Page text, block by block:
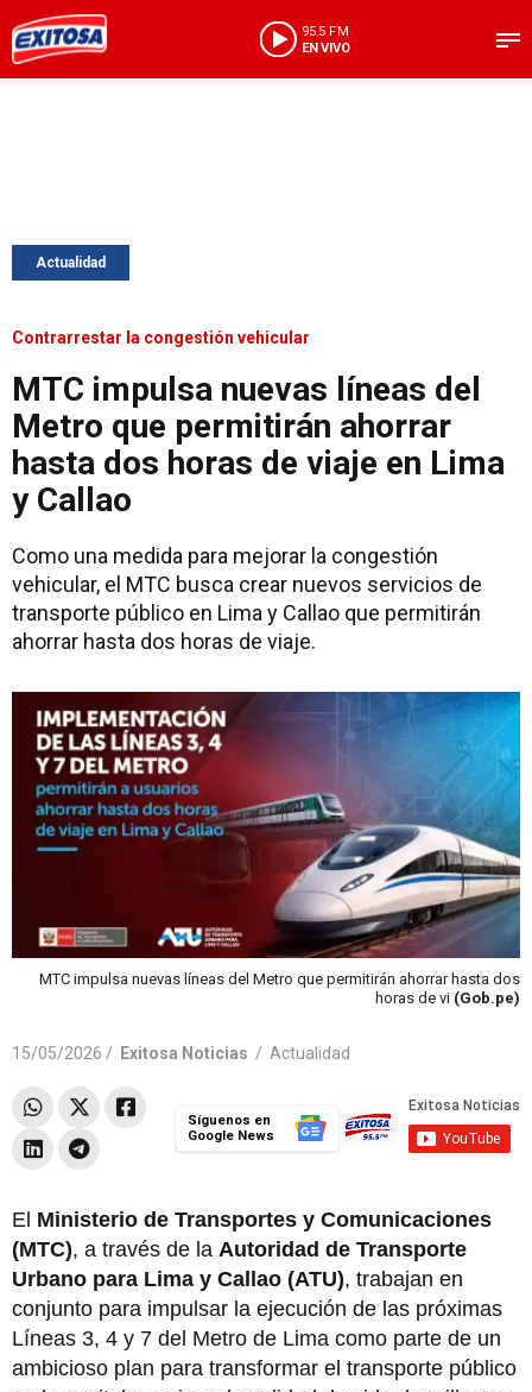
95.5 FM
EN VIVO
Actualidad
Contrarrestar la congestión vehicular
MTC impulsa nuevas líneas del
Metro que permitirán ahorrar
hasta dos horas de viaje en Lima
y Callao
Como una medida para mejorar la congestión
vehicular, el MTC busca crear nuevos servicios de
transporte público en Lima y Callao que permitirán
ahorrar hasta dos horas de viaje.
MTC impulsa nuevas líneas del Metro que permitirán ahorrar hasta dos
horas de vi (Gob.pe)
15/05/2026 / Exitosa Noticias / Actualidad
Síguenos en
Google News
El Ministerio de Transportes y Comunicaciones
(MTC), a través de la Autoridad de Transporte
Urbano para Lima y Callao (ATU), trabajan en
conjunto para impulsar la ejecución de las próximas
Líneas 3, 4 y 7 del Metro de Lima como parte de un
ambicioso plan para transformar el transporte público